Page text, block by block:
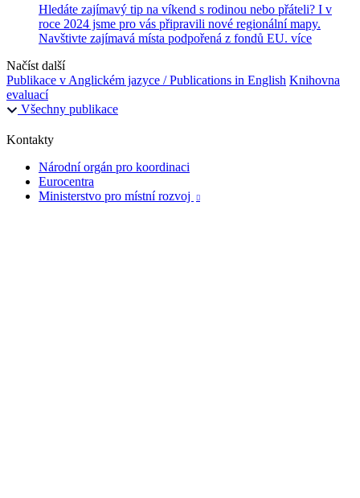
Hledáte zajímavý tip na víkend s rodinou nebo přáteli? I v
roce 2024 jsme pro vás připravili nové regionální mapy.
Navštivte zajímavá místa podpořená z fondů EU. více
Načíst další
Publikace v Anglickém jazyce / Publications in English Knihovna
evaluací
Všechny publikace
Kontakty
Národní orgán pro koordinaci
Eurocentra
Ministerstvo pro místní rozvoj
